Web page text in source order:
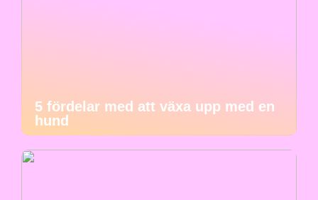
5 fördelar med att växa upp med en
hund